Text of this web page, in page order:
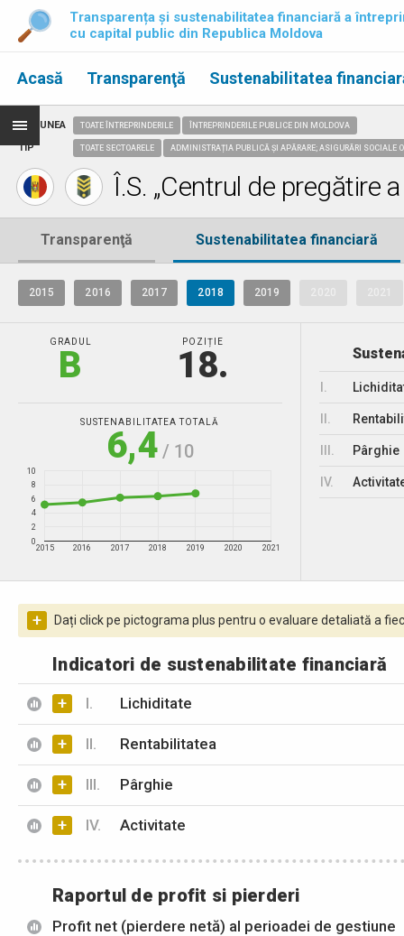
Transparența și sustenabilitatea financiară a
cu capital public din Republica Moldova
Acasă Transparenţă Sustenabilitatea
REGIUNEA
TIP
TOATE ÎNTREPRINDERILE ÎNTREPRINDERILE PUBLICE DIN MOLDOVA
TOATE SECTOARELE ADMINISTRAȚIA PUBLICĂ ȘI APĂRARE; ASIGURĂRI SOCIALE
Î.S. „Centrul de pregătire
Transparenţă Sustenabilitatea financiară
2015 2016 2017 2018 2019
GRADUL
B
POZIȚIE
18.
SUSTENABILITATEA TOTALĂ
6,4/ 10
2015 2016 2017 2018 2019 2020 2021
0
2
4
6
8
10
Pârghie
IV.
+ Dați click pe pictograma plus pentru o evaluare detaliată a
Indicatori de sustenabilitate financiară
+ I. Lichiditate
+ II. Rentabilitatea
+ III. Pârghie
+ IV. Activitate
Raportul de profit si pierderi
Profit net (pierdere netă) al perioadei de gestiune